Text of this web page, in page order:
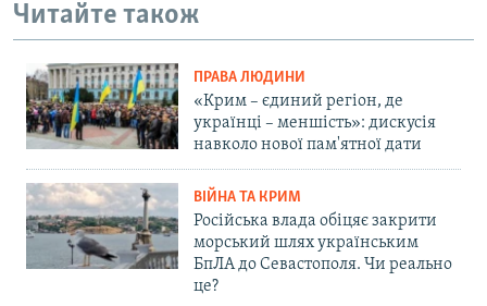
Читайте також
ПРАВА ЛЮДИНИ
«Крим – єдиний регіон, де
українці – меншість»: дискусія
навколо нової пам'ятної дати
ВІЙНА ТА КРИМ
Російська влада обіцяє закрити
морський шлях українським
БпЛА до Севастополя. Чи реально
це?